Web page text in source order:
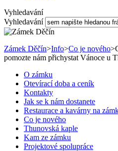
Vyhledavání
Vyhledavání
Zámek Děčín>Info>Co je nového>
pomozte nám přichystat Vánoce u
O zámku
Otevírací doba a ceník
Kontakty
Jak se k nám dostanete
Restaurace a kavárny na
Co je nového
Thunovská kaple
Kam ze zámku
Projektové spolupráce